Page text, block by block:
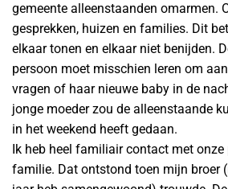
gemeente alleenstaanden omarmen.
gesprekken, huizen en families. Dit
elkaar tonen en elkaar niet benijden.
persoon moet misschien leren om
vragen of haar nieuwe baby in de
jonge moeder zou de alleenstaande
in het weekend heeft gedaan.
Ik heb heel familiair contact met onze
familie. Dat ontstond toen mijn broer